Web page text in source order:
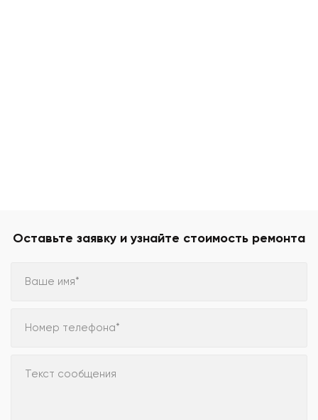
Оставьте заявку и узнайте стоимость ремонта
Ваше имя*
Номер телефона*
Текст сообщения